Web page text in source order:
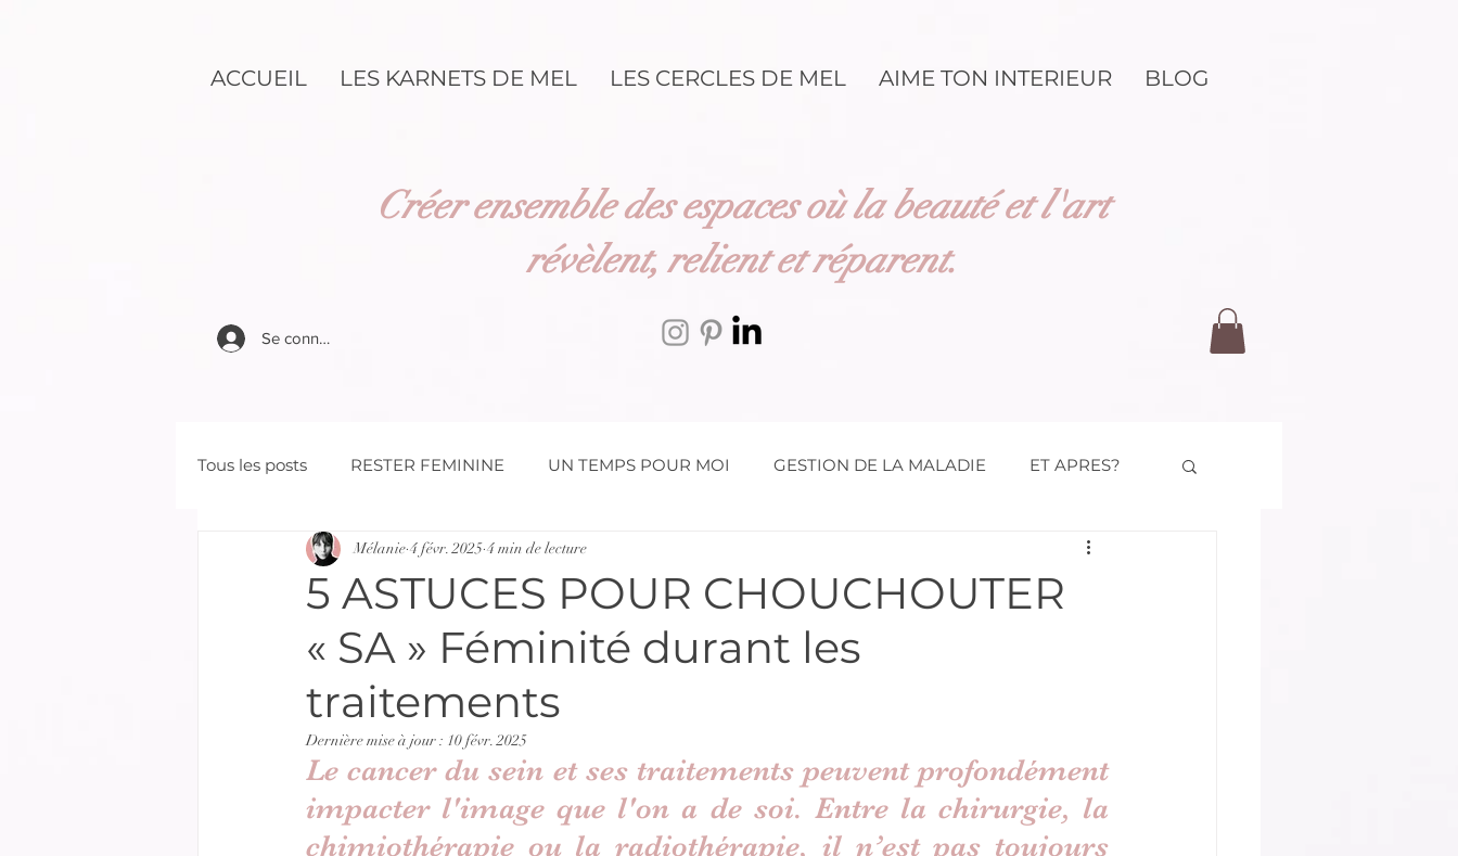
ACCUEIL LES KARNETS DE MEL LES CERCLES DE MEL AIME TON INTERIEUR BLOG
Créer ensemble des espaces où la beauté et l'art
révèlent, relient etréparent.
Se connecter
Tous les posts RESTER FEMININE UN TEMPS POUR MOI GESTION DE LA MALADIE ET APRES?
5 ASTUCES POUR CHOUCHOUTER
« SA » Féminité durant les
traitements
Mélanie 4 févr. 2025 4 min de lecture
Dernière mise à jour : 10 févr. 2025
Le cancer du sein et ses traitements peuvent profondément
impacter l'image que l'on a de soi. Entre la chirurgie, la
chimiothérapie ou la radiothérapie, il n’est pas toujours